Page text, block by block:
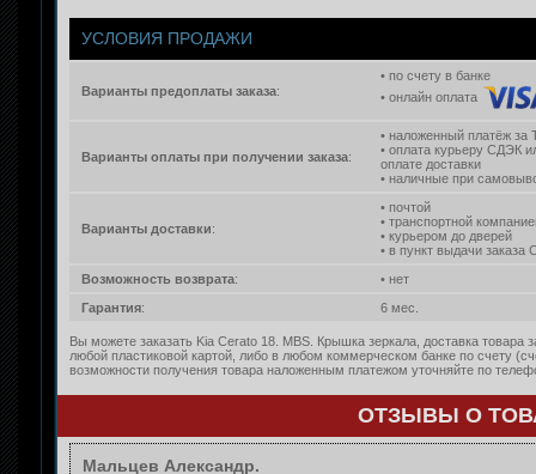
УСЛОВИЯ ПРОДАЖИ
Варианты предоплаты заказа:
• по счету в банке
• онлайн оплата
Варианты оплаты при получении заказа:
• наложенный платёж за
• оплата курьеру СДЭК
оплате доставки
• наличные при
Варианты доставки:
• почтой
• транспортной
• курьером до дверей
• в пункт выдачи заказа
Возможность возврата:
• нет
Гарантия: 6 мес.
Вы можете заказать Kia Cerato 18. MBS. Крышка зеркала, доставка
любой пластиковой картой, либо в любом коммерческом банке по счету
возможности получения товара наложенным платежом уточняйте по
ОТЗЫВЫ О
Мальцев Александр.